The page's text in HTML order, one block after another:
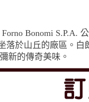
Bonomi S.P.A.
落於山丘的廠區。
新的傳奇美味。